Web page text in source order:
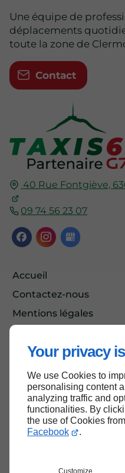
Your privacy
We use Cookies to
personalising content
analyzing traffic and
functionalities. By
the use of Cookies
Facebook
.
Customize
40 Rue Fontgiève,
09 74 56 23 07
Accueil
Contactez-nous
Mentions légales
Une équipe de
déplacements
toute la zone de
Contact